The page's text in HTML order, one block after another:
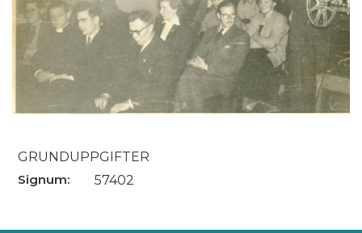
GRUNDUPPGIFTER
Signum: 57402